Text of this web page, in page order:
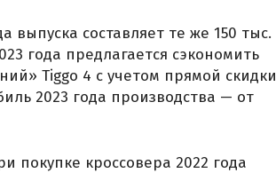
выпуска составляет те же 150 тыс.
года предлагается сэкономить
Tiggo 4 с учетом прямой скидки
2023 года производства — от
покупке кроссовера 2022 года